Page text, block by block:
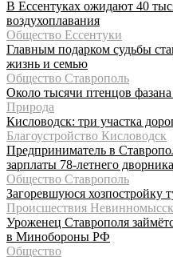
В Ессентуках ожидают 40
воздухоплавания
Общество Ессентуки
Главным подарком судьбы
жизнь и семью
Общество Ставрополь
Около тысячи птенцов
Природа
Кисловодск: три участка
Благоустройство Кисловодск
Предприниматель в
зарплаты 78-летнего дворника
Общество Ставрополь
Загоревшуюся
Происшествия Невинномысск
Уроженец Ставрополя
в Минобороны РФ
Общество